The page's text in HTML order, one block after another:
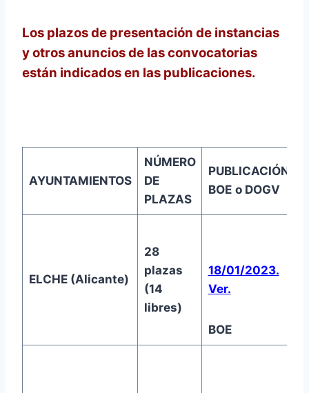
Los plazos de presentación de instancias
y otros anuncios de las convocatorias
están indicados en las publicaciones.
AYUNTAMIENTOS
NÚMERO
DE
PLAZAS
PUBLICACIÓN
BOE o DOGV
ELCHE (Alicante)
28
plazas
(14
libres)
18/01/2023.
Ver.
BOE